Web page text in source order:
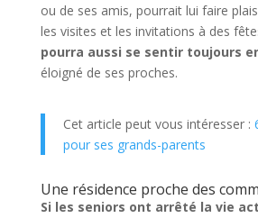
ou de ses amis, pourrait lui faire
les visites et les invitations à des
pourra aussi se sentir toujours
éloigné de ses proches.
Cet article peut vous intéresser :
pour ses grands-parents
Une résidence proche des
Si les seniors ont arrêté la vie